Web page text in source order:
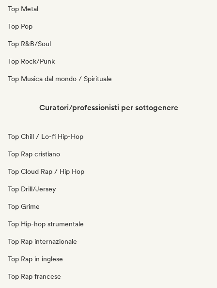
Top Metal
Top Pop
Top R&B/Soul
Top Rock/Punk
Top Musica dal mondo / Spirituale
Curatori/professionisti per sottogenere
Top Chill / Lo-fi Hip-Hop
Top Rap cristiano
Top Cloud Rap / Hip Hop
Top Drill/Jersey
Top Grime
Top Hip-hop strumentale
Top Rap internazionale
Top Rap in inglese
Top Rap francese